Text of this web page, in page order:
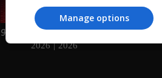
2026 | 2026
Manage options